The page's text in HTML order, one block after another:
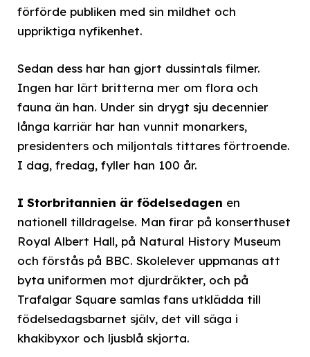
förförde publiken med sin mildhet och
uppriktiga nyfikenhet.
Sedan dess har han gjort dussintals filmer.
Ingen har lärt britterna mer om flora och
fauna än han. Under sin drygt sju decennier
långa karriär har han vunnit monarkers,
presidenters och miljontals tittares förtroende.
I dag, fredag, fyller han 100 år.
I Storbritannien är födelsedagen en
nationell tilldragelse. Man firar på konserthuset
Royal Albert Hall, på Natural History Museum
och förstås på BBC. Skolelever uppmanas att
byta uniformen mot djurdräkter, och på
Trafalgar Square samlas fans utklädda till
födelsedagsbarnet själv, det vill säga i
khakibyxor och ljusblå skjorta.